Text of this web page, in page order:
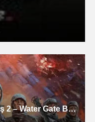
Changjin Gölü’ndeki Savaş 2 – Water Gate Bridge filmini izle